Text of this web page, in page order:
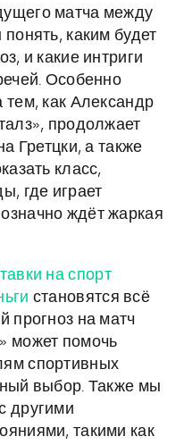
матча между
каким будет
и какие интриги
Особенно
тем, как Александр
продолжает
Гретцки, а также
класс,
где играет
ждёт жаркая
на спорт
становятся всё
прогноз на матч
может помочь
спортивных
выбор. Также мы
другими
такими как